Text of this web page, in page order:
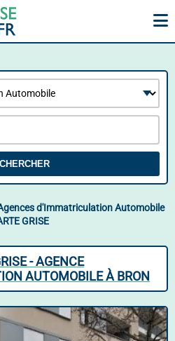
d'Immatriculation Automobile
GRISE
- AGENCE
AUTOMOBILE À BRON